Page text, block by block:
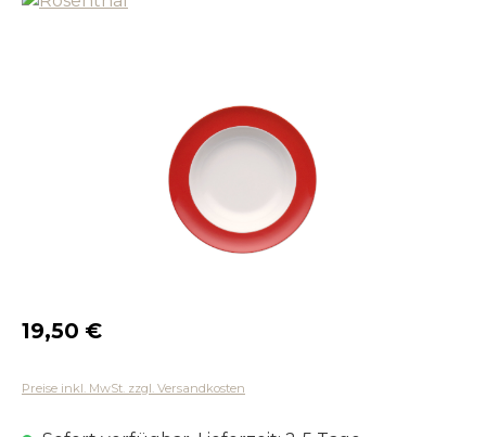
Regulärer Preis:
19,50 €
Preise inkl. MwSt. zzgl. Versandkosten